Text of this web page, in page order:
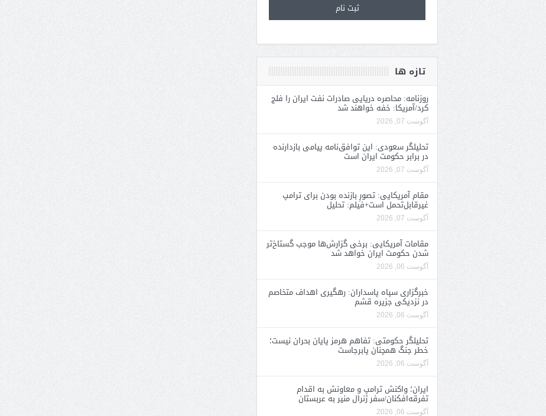
تازه ها
روزنامه: محاصره دریایی صادرات نفت ایران را فلج
کرد/آمریکا: خفه خواهند شد
آگوست 07, 2026
تحلیلگر سعودی: این توافق‌نامه پیامی بازدارنده
در برابر حکومت ایران است
آگوست 07, 2026
مقام آمریکایی: تصورِ بازنده بودن برای ترامپ
غیرقابل‌تحمل است+فیلم: تحلیل
آگوست 07, 2026
مقامات آمریکایی: برخی گزارش‌ها موجب گستاخ‌تر
شدن حکومت ایران خواهد شد
آگوست 06, 2026
خبرگزاری سپاه پاسداران: رهگیری اهداف متخاصم
در نزدیکی جزیره قشم
آگوست 06, 2026
تحلیلگر حکومتی: تفاهم هرمز پایان بحران نیست؛
خطر جنگ همچنان پابرجاست
آگوست 06, 2026
ایران؛ واکنش ترامپ و معاونش به اقدام
تفرقه‌افکنان/سفر ژنرال منیر به عربستان
آگوست 06, 2026